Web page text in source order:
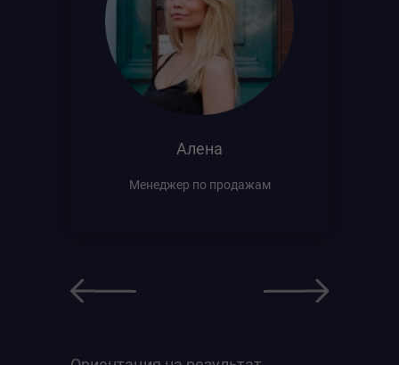
Алена
Менеджер по продажам